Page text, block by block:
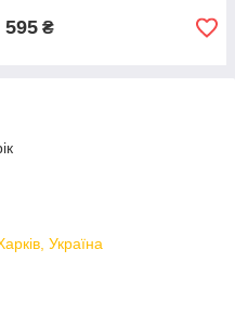
595 ₴
Україна